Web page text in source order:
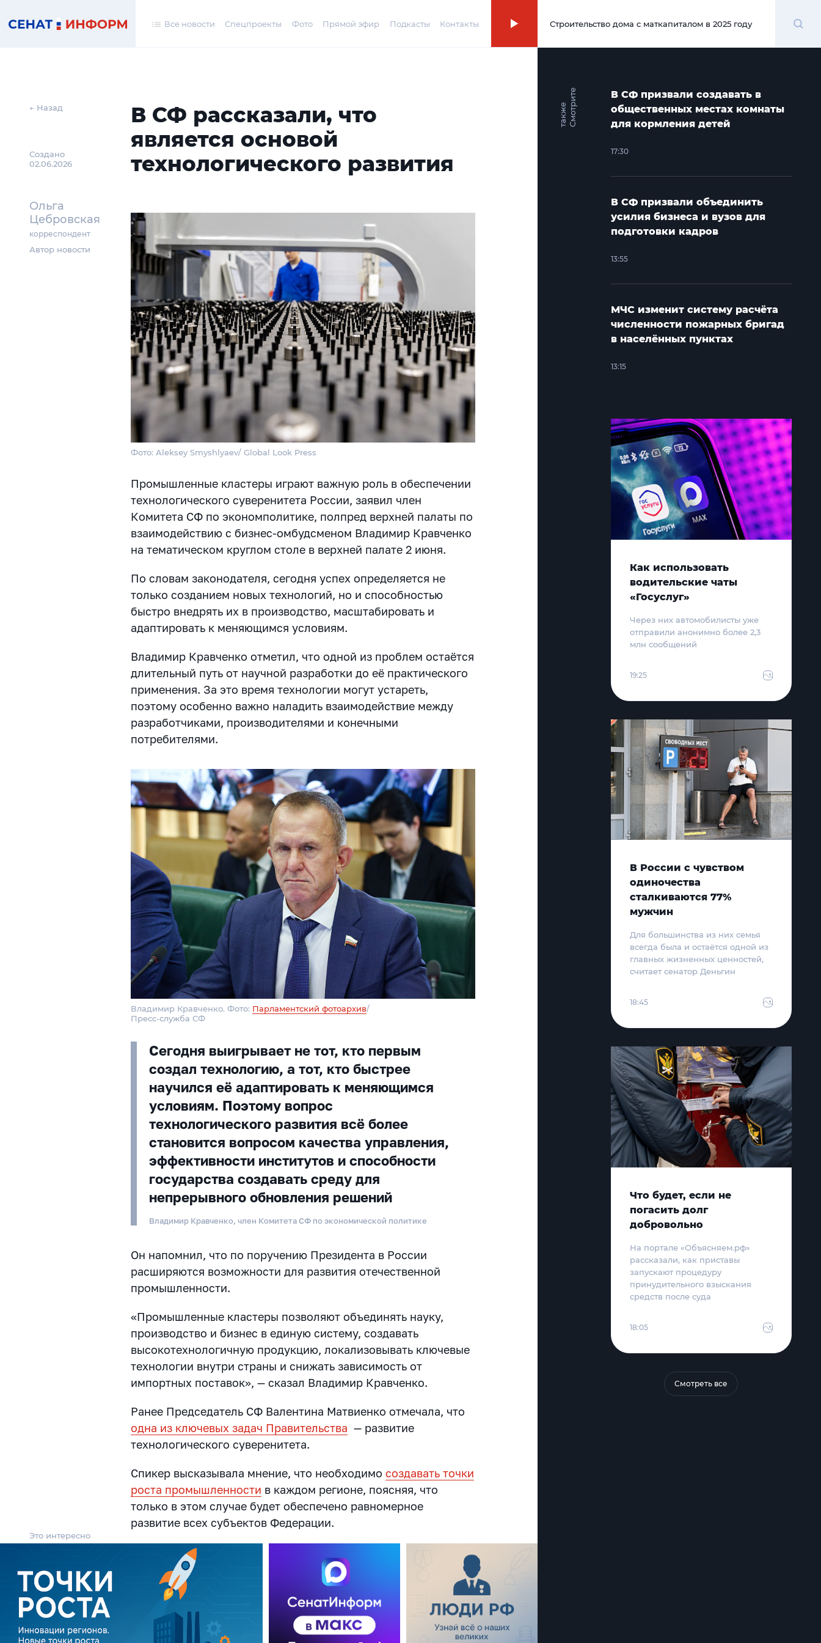
Все новости Спецпроекты Фото Прямой эфир Подкасты Контакты 00:00
Строительство дома с маткапиталом в 2025 году
← Назад
Создано
02.06.2026
Ольга
Цебровская
корреспондент
Автор новости
В СФ рассказали, что
является основой
технологического развития
Фото: Aleksey Smyshlyaev/ Global Look Press
Промышленные кластеры играют важную роль в обеспечении
технологического суверенитета России, заявил член
Комитета СФ по экономполитике, полпред верхней палаты по
взаимодействию с бизнес-омбудсменом Владимир Кравченко
на тематическом круглом столе в верхней палате 2 июня.
По словам законодателя, сегодня успех определяется не
только созданием новых технологий, но и способностью
быстро внедрять их в производство, масштабировать и
адаптировать к меняющимся условиям.
Владимир Кравченко отметил, что одной из проблем остаётся
длительный путь от научной разработки до её практического
применения. За это время технологии могут устареть,
поэтому особенно важно наладить взаимодействие между
разработчиками, производителями и конечными
потребителями.
Владимир Кравченко. Фото: Парламентский фотоархив/
Пресс-служба СФ
Сегодня выигрывает не тот, кто первым
создал технологию, а тот, кто быстрее
научился её адаптировать к меняющимся
условиям. Поэтому вопрос
технологического развития всё более
становится вопросом качества управления,
эффективности институтов и способности
государства создавать среду для
непрерывного обновления решений
Владимир Кравченко, член Комитета СФ по экономической политике
Он напомнил, что по поручению Президента в России
расширяются возможности для развития отечественной
промышленности.
«Промышленные кластеры позволяют объединять науку,
производство и бизнес в единую систему, создавать
высокотехнологичную продукцию, локализовывать ключевые
технологии внутри страны и снижать зависимость от
импортных поставок», — сказал Владимир Кравченко.
Ранее Председатель СФ Валентина Матвиенко отмечала, что
одна из ключевых задач Правительства — развитие
технологического суверенитета.
Спикер высказывала мнение, что необходимосоздавать точки
роста промышленности в каждом регионе, поясняя, что
только в этом случае будет обеспечено равномерное
развитие всех субъектов Федерации.
Это интересно
С
м
о
т
р и
т
е
т
а
к
ж
е
В СФ призвали создавать в
общественных местах комнаты
для кормления детей
17:30
В СФ призвали объединить
усилия бизнеса и вузов для
подготовки кадров
13:55
МЧС изменит систему расчёта
численности пожарных бригад
в населённых пунктах
13:15
Как использовать
водительские чаты
«Госуслуг»
Через них автомобилисты уже
отправили анонимно более 2,3
млн сообщений
19:25
В России с чувством
одиночества
сталкиваются 77%
мужчин
Для большинства из них семья
всегда была и остаётся одной из
главных жизненных ценностей,
считает сенатор Деньгин
18:45
Что будет, если не
погасить долг
добровольно
На портале «Объясняем.рф»
рассказали, как приставы
запускают процедуру
принудительного взыскания
средств после суда
18:05
Смотреть все